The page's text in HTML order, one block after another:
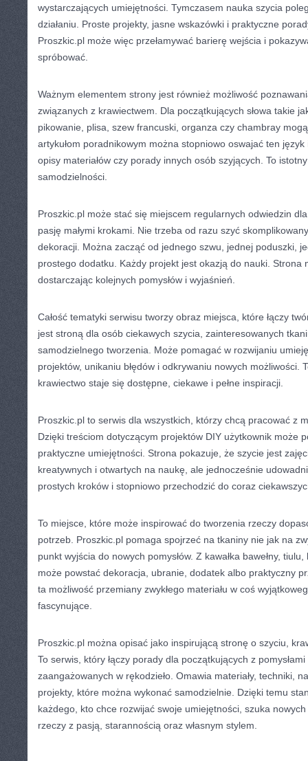
wystarczających umiejętności. Tymczasem nauka szycia
działaniu. Proste projekty, jasne wskazówki i praktyczne
Proszkic.pl może więc przełamywać barierę wejścia i
spróbować.
Ważnym elementem strony jest również możliwość
związanych z krawiectwem. Dla początkujących słowa takie
pikowanie, plisa, szew francuski, organza czy chambray
artykułom poradnikowym można stopniowo oswajać ten
opisy materiałów czy porady innych osób szyjących. To
samodzielności.
Proszkic.pl może stać się miejscem regularnych odwiedzin
pasję małymi krokami. Nie trzeba od razu szyć
dekoracji. Można zacząć od jednego szwu, jednej poduszki,
prostego dodatku. Każdy projekt jest okazją do nauki. Strona
dostarczając kolejnych pomysłów i wyjaśnień.
Całość tematyki serwisu tworzy obraz miejsca, które łączy
jest stroną dla osób ciekawych szycia, zainteresowanych
samodzielnego tworzenia. Może pomagać w rozwijaniu
projektów, unikaniu błędów i odkrywaniu nowych możliwości.
krawiectwo staje się dostępne, ciekawe i pełne inspiracji.
Proszkic.pl to serwis dla wszystkich, którzy chcą pracować z
Dzięki treściom dotyczącym projektów DIY użytkownik może
praktyczne umiejętności. Strona pokazuje, że szycie jest
kreatywnych i otwartych na naukę, ale jednocześnie
prostych kroków i stopniowo przechodzić do coraz
To miejsce, które może inspirować do tworzenia rzeczy
potrzeb. Proszkic.pl pomaga spojrzeć na tkaniny nie jak na
punkt wyjścia do nowych pomysłów. Z kawałka bawełny,
może powstać dekoracja, ubranie, dodatek albo praktyczny
ta możliwość przemiany zwykłego materiału w coś
fascynujące.
Proszkic.pl można opisać jako inspirującą stronę o szyciu,
To serwis, który łączy porady dla początkujących z
zaangażowanych w rękodzieło. Omawia materiały, techniki,
projekty, które można wykonać samodzielnie. Dzięki temu
każdego, kto chce rozwijać swoje umiejętności, szuka
rzeczy z pasją, starannością oraz własnym stylem.